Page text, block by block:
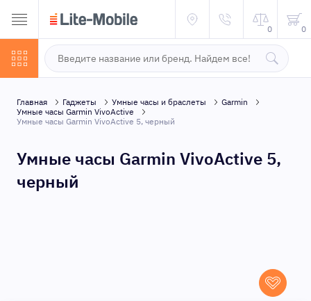
0 0
Главная Гаджеты Умные часы и браслеты
Garmin
Умные часы Garmin VivoActive
Умные часы Garmin VivoActive 5, черный
Умные часы Garmin VivoActive 5,
черный